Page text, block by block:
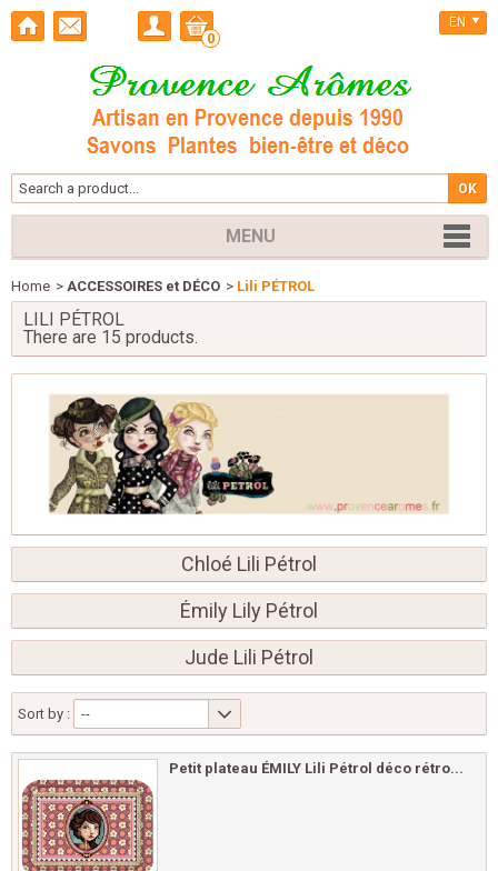
0
EN
MENU
Home > ACCESSOIRES et DÉCO > Lili PÉTROL
LILI PÉTROL
There are 15 products.
Chloé Lili Pétrol
Émily Lily Pétrol
Jude Lili Pétrol
Sort by : --
Petit plateau ÉMILY Lili Pétrol déco rétro...